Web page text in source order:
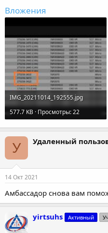
Вложения
IMG_20211014_192555.jpg
577.7 KB · Просмотры: 22
У Удаленный
14 Окт 2021
Амбассадор снова вам
yirtsuhs Активный